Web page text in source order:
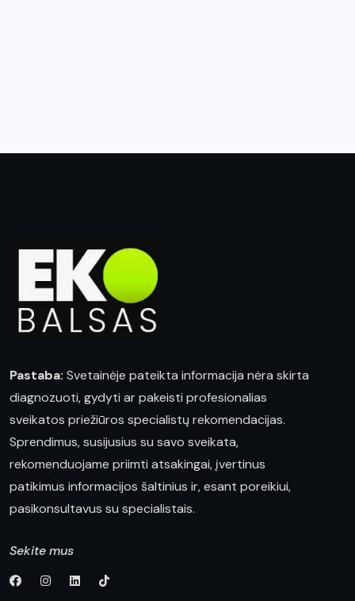
Pastaba: Svetainėje pateikta informacija nėra skirta
diagnozuoti, gydyti ar pakeisti profesionalias
sveikatos priežiūros specialistų rekomendacijas.
Sprendimus, susijusius su savo sveikata,
rekomenduojame priimti atsakingai, įvertinus
patikimus informacijos šaltinius ir, esant poreikiui,
pasikonsultavus su specialistais.
Sekite mus